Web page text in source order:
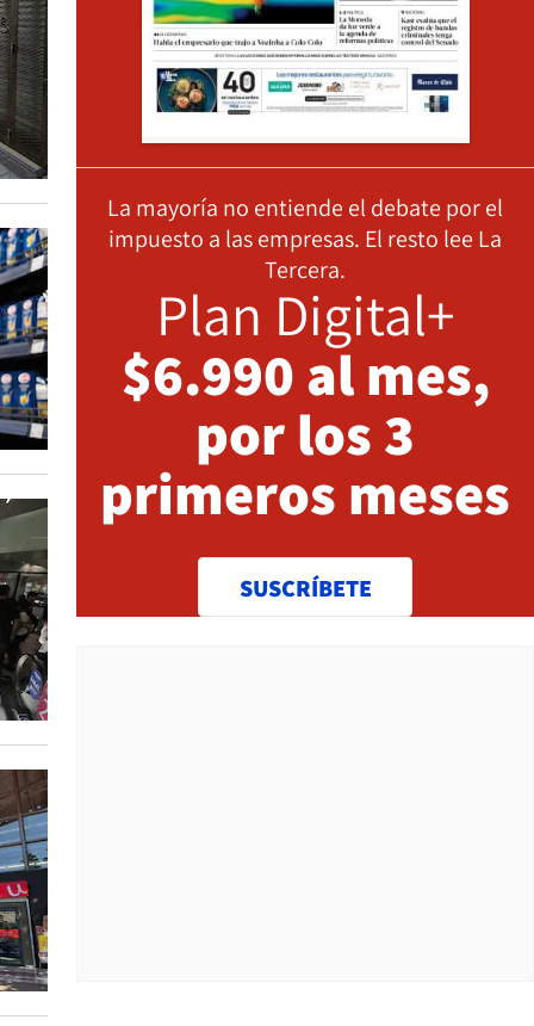
La mayoría no entiende el debate por el
impuesto a las empresas. El resto lee La
Tercera.
Plan Digital+
$6.990 al mes,
por los 3
primeros meses
SUSCRÍBETE